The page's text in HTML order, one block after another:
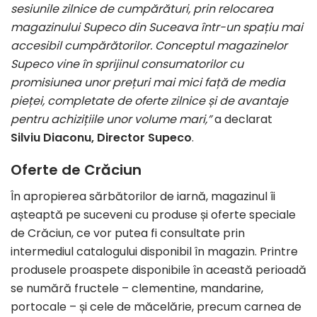
sesiunile zilnice de cumpărături, prin relocarea
magazinului Supeco din Suceava într-un spațiu mai
accesibil cumpărătorilor. Conceptul magazinelor
Supeco vine în sprijinul consumatorilor cu
promisiunea unor prețuri mai mici față de media
pieței, completate de oferte zilnice și de avantaje
pentru achizițiile unor volume mari,”adeclarat
Silviu Diaconu, Director Supeco.
Oferte de Crăciun
În apropierea sărbătorilor de iarnă, magazinul îi
așteaptă pe suceveni cu produse și oferte speciale
de Crăciun, ce vor putea fi consultate prin
intermediul catalogului disponibil în magazin. Printre
produsele proaspete disponibile în această perioadă
se numără fructele – clementine, mandarine,
portocale – și cele de măcelărie, precum carnea de